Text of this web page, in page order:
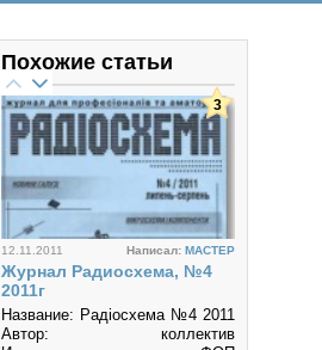
Похожие статьи
12.11.2011 Написал: MACTEP
Журнал Радиосхема, №4
2011г
Название: Радiосхема №4 2011
Автор: коллектив
3